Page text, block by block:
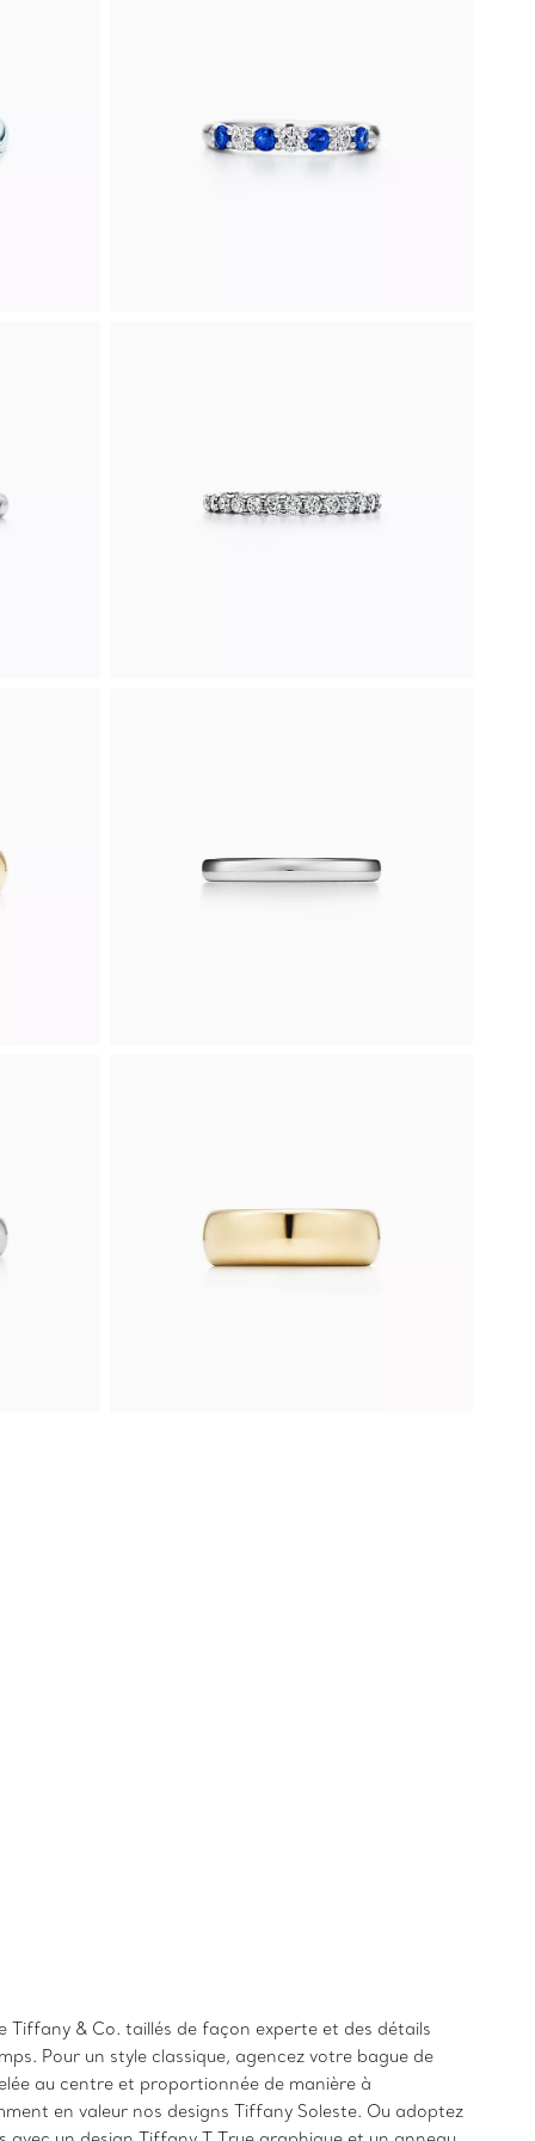
& Co. taillés de façon experte et des détails
Pour un style classique, agencez votre bague de
au centre et proportionnée de manière à
en valeur nos designs Tiffany Soleste. Ou adoptez